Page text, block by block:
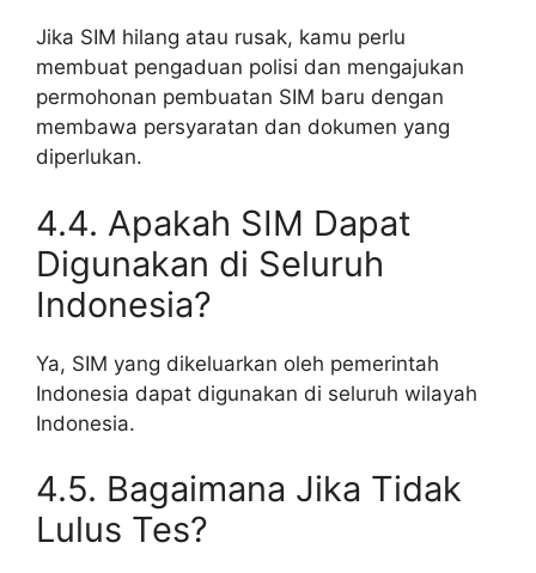
Jika SIM hilang atau rusak, kamu perlu
membuat pengaduan polisi dan mengajukan
permohonan pembuatan SIM baru dengan
membawa persyaratan dan dokumen yang
diperlukan.
4.4. Apakah SIM Dapat
Digunakan di Seluruh
Indonesia?
Ya, SIM yang dikeluarkan oleh pemerintah
Indonesia dapat digunakan di seluruh wilayah
Indonesia.
4.5. Bagaimana Jika Tidak
Lulus Tes?